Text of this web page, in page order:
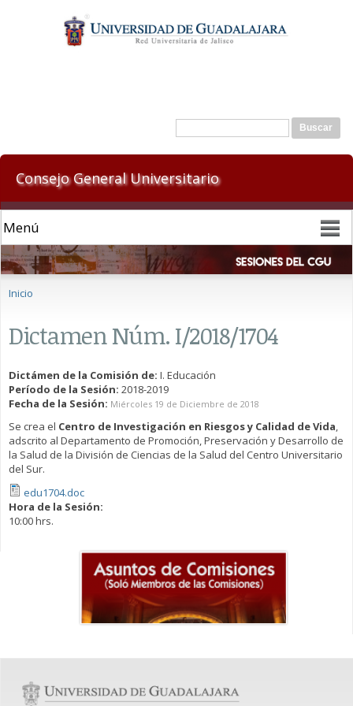
contenido
principal
Formulario de búsqueda
Buscar
Consejo General Universitario
Inicio
Dictamen Núm. I/2018/1704
Dictámen de la Comisión de: I. Educación
Período de la Sesión: 2018-2019
Fecha de la Sesión: Miércoles 19 de Diciembre de 2018
Se crea el Centro de Investigación en Riesgos y Calidad de Vida,
adscrito al Departamento de Promoción, Preservación y Desarrollo de
la Salud de la División de Ciencias de la Salud del Centro Universitario
del Sur.
edu1704.doc
Hora de la Sesión:
10:00 hrs.